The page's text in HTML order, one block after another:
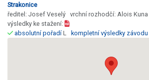
Strakonice
ředitel: Josef Veselý vrchní rozhodčí: Alois Kuna
výsledky ke stažení:
absolutní pořadíL kompletní výsledky závodu